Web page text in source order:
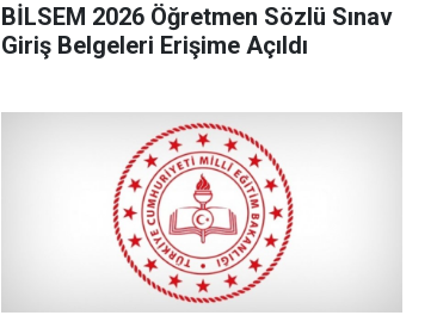
BİLSEM 2026 Öğretmen Sözlü Sınav
Giriş Belgeleri Erişime Açıldı